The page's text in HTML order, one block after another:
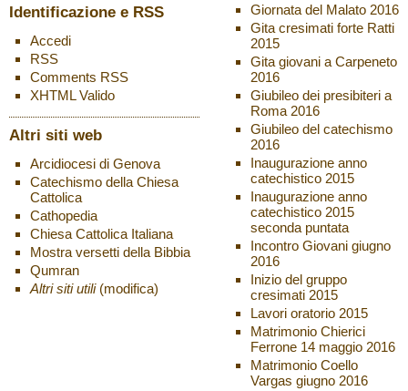
Identificazione e RSS
Accedi
RSS
Comments RSS
XHTMLValido
Altri siti web
Arcidiocesi di Genova
Catechismo della Chiesa
Cattolica
Cathopedia
Chiesa Cattolica Italiana
Mostra versetti della Bibbia
Qumran
Altri siti utili (modifica)
Giornata del Malato 2016
Gita cresimati forte Ratti
2015
Gita giovani a Carpeneto
2016
Giubileo dei presibiteri a
Roma 2016
Giubileo del catechismo
2016
Inaugurazione anno
catechistico 2015
Inaugurazione anno
catechistico 2015
seconda puntata
Incontro Giovani giugno
2016
Inizio del gruppo
cresimati 2015
Lavori oratorio 2015
Matrimonio Chierici
Ferrone 14 maggio 2016
Matrimonio Coello
Vargas giugno 2016